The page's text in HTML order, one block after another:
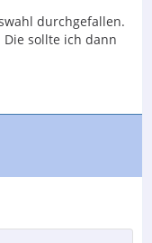
durchgefallen.
Die sollte ich dann